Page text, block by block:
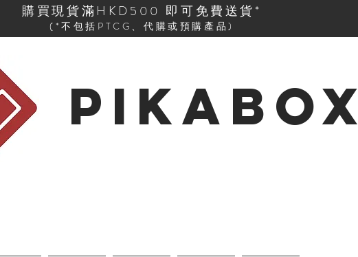
購買現貨滿HKD500 即可免費送貨*
(*不包括PTCG、代購或預購產品)
PIKABOX